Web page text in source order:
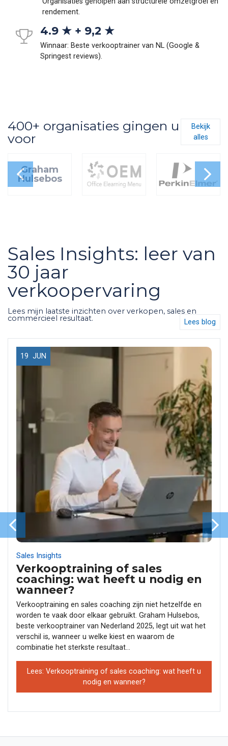
rendement.
4.9 ★ + 9,2 ★
Winnaar: Beste verkooptrainer van NL (Google &
Springest reviews).
400+ organisaties gingen u
voor
Bekijk
alles
Graham
Hulsebos
Sales Insights: leer van
30 jaar
verkoopervaring
Lees mijn laatste inzichten over verkopen, sales en
commercieel resultaat. Lees blog
19 JUN
Sales Insights
Verkooptraining of sales
coaching: wat heeft u nodig en
wanneer?
Verkooptraining en sales coaching zijn niet hetzelfde en
worden te vaak door elkaar gebruikt. Graham Hulsebos,
beste verkooptrainer van Nederland 2025, legt uit wat het
verschil is, wanneer u welke kiest en waarom de
combinatie het sterkste resultaat...
Lees: Verkooptraining of sales coaching: wat heeft u
nodig en wanneer?